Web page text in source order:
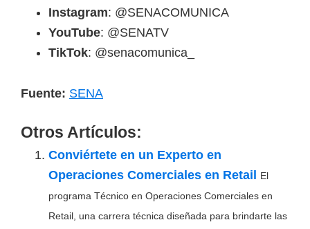
Instagram: @SENACOMUNICA
YouTube: @SENATV
TikTok: @senacomunica_
Fuente: SENA
Otros Artículos:
Conviértete en un Experto en
Operaciones Comerciales en Retail El
programa Técnico en Operaciones Comerciales en
Retail, una carrera técnica diseñada para brindarte las